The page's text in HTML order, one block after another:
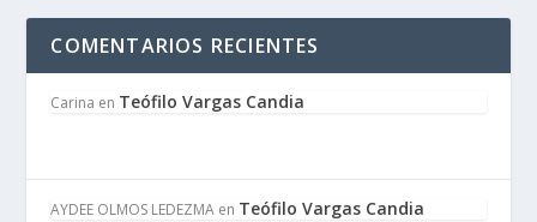
COMENTARIOS RECIENTES
Carina en Teófilo Vargas Candia
AYDEE OLMOS LEDEZMA en Teófilo Vargas Candia